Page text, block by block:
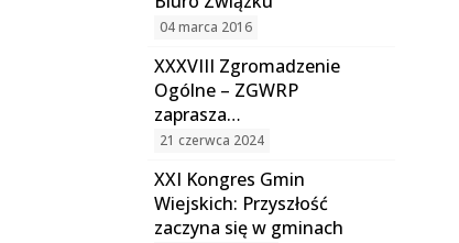
04 marca 2016
XXXVIII Zgromadzenie
Ogólne – ZGWRP
zaprasza…
21 czerwca 2024
XXI Kongres Gmin
Wiejskich: Przyszłość
zaczyna się w gminach